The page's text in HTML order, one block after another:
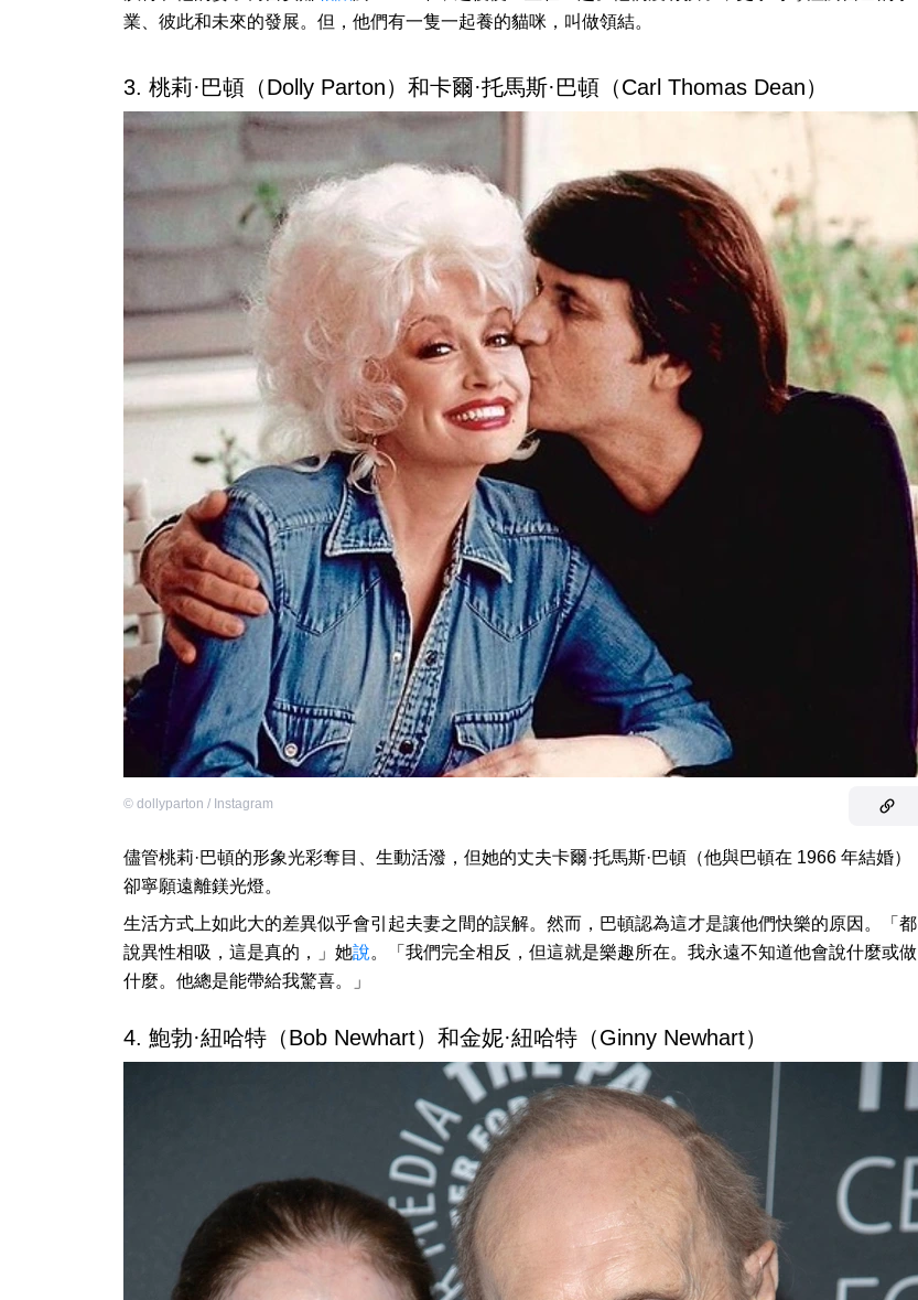
業、彼此和未來的發展。但，他們有一隻一起養的貓咪，叫做領結。
3. 桃莉·巴頓（Dolly Parton）和卡爾·托馬斯·巴頓（Carl Thomas Dean）
© dollyparton / Instagram
儘管桃莉·巴頓的形象光彩奪目、生動活潑，但她的丈夫卡爾·托馬斯·巴頓（他與巴頓在 1966 年結婚）
卻寧願遠離鎂光燈。
生活方式上如此大的差異似乎會引起夫妻之間的誤解。然而，巴頓認為這才是讓他們快樂的原因。「都
說異性相吸，這是真的，」她說。「我們完全相反，但這就是樂趣所在。我永遠不知道他會說什麼或做
什麼。他總是能帶給我驚喜。」
4. 鮑勃·紐哈特（Bob Newhart）和金妮·紐哈特（Ginny Newhart）